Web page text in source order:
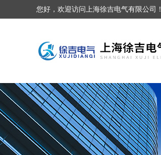
您好，欢迎访问上海徐吉电气有限公司！